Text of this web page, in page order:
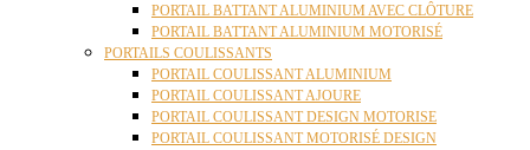
PORTAIL BATTANT ALUMINIUM AVEC CLÔTURE
PORTAIL BATTANT ALUMINIUM MOTORISÉ
PORTAILS COULISSANTS
PORTAIL COULISSANT ALUMINIUM
PORTAIL COULISSANT AJOURE
PORTAIL COULISSANT DESIGN MOTORISE
PORTAIL COULISSANT MOTORISÉ DESIGN